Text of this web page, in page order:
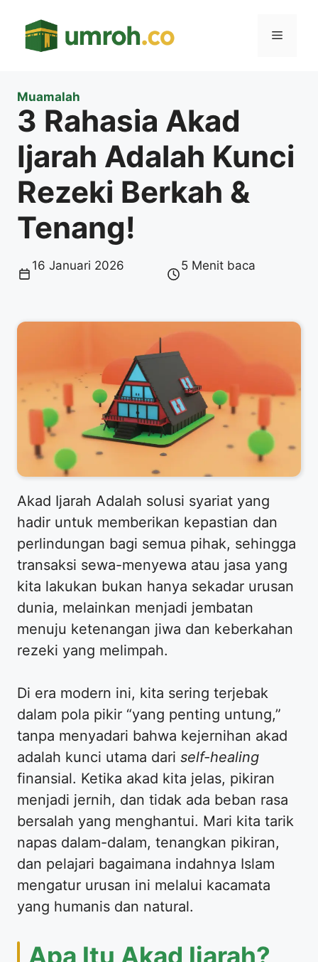
Menu
Muamalah
3 Rahasia Akad
Ijarah Adalah Kunci
Rezeki Berkah &
Tenang!
16 Januari 2026 5 Menit baca
​Akad Ijarah Adalah solusi syariat yang
hadir untuk memberikan kepastian dan
perlindungan bagi semua pihak, sehingga
transaksi sewa-menyewa atau jasa yang
kita lakukan bukan hanya sekadar urusan
dunia, melainkan menjadi jembatan
menuju ketenangan jiwa dan keberkahan
rezeki yang melimpah.
​Di era modern ini, kita sering terjebak
dalam pola pikir “yang penting untung,”
tanpa menyadari bahwa kejernihan akad
adalah kunci utama dari self-healing
finansial. Ketika akad kita jelas, pikiran
menjadi jernih, dan tidak ada beban rasa
bersalah yang menghantui. Mari kita tarik
napas dalam-dalam, tenangkan pikiran,
dan pelajari bagaimana indahnya Islam
mengatur urusan ini melalui kacamata
yang humanis dan natural.
​Apa Itu Akad Ijarah?